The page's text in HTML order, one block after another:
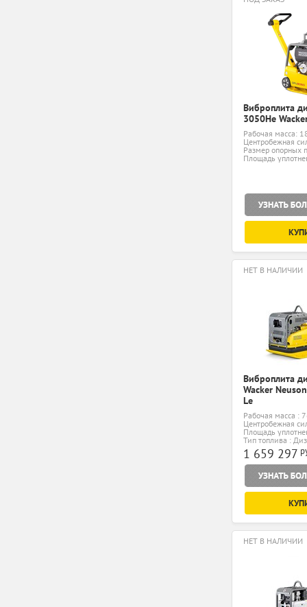
Виброплита
3050He
Рабочая масса:
Центробежная
Размер опорных
мм
Площадь
НЕТ В НАЛИЧИИ
Виброплита
Wacker
Le
Рабочая масса :
Центробежная
Площадь
Тип топлива :
1 659 297
НЕТ В НАЛИЧИИ